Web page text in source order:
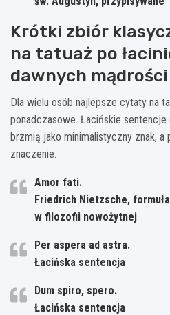
Krótki zbiór
na tatuaż po
dawnych mądrości
Dla wielu osób najlepsze cytaty na
ponadczasowe. Łacińskie
brzmią jako minimalistyczny znak, a
znaczenie.
Amor fati.
Friedrich Nietzsche,
w filozofii nowożytnej
Per aspera ad astra.
Łacińska sentencja
Dum spiro, spero.
Łacińska sentencja